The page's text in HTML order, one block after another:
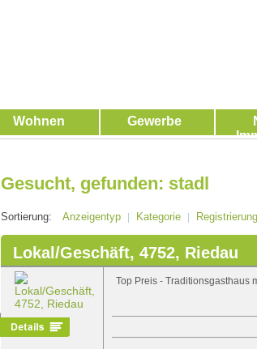
Wohnen Gewerbe
Gesucht, gefunden: stadl
Sortierung: Anzeigentyp Kategorie
Lokal/Geschäft, 4752, Riedau
Top Preis - Traditionsgasthaus